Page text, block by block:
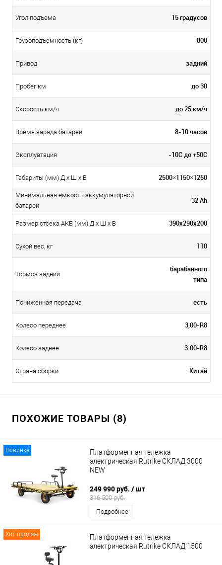
Угол подъема 15 градусов
Грузоподъемность (кг) 800
Привод задний
Пробег км до 30
Скорость км/ч до 25 км/ч
Время заряда батареи 8-10 часов
Эксплуатация -10С до +50С
Габариты (мм) Д x Ш x В 2500×1150×1250
Минимальная емкость аккумуляторной
батареи
32 Ah
Размер отсека АКБ (мм) Д x Ш x В 390х290х200
Сухой вес, кг 110
Тормоз задний
барабанного
типа
Пониженная передача есть
Колесо переднее 3,00-R8
Колесо заднее 3.00-R8
Страна сборки Китай
ПОХОЖИЕ ТОВАРЫ (8)
Новинка
Платформенная тележка
электрическая Rutrike СКЛАД 3000
NEW
249 990 руб. / шт
316 500 руб.
Подробнее
Хит продаж
Платформенная тележка
электрическая Rutrike СКЛАД 1500